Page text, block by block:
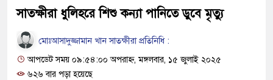
সাতক্ষীরা ধুলিহরে শিশু কন্যা পানিতে ডুবে মৃত্যু
মোঃআসাদুজ্জামান খান সাতক্ষীরা প্রতিনিধি :
আপডেট সময় ০৯:৫৪:০০ অপরাহ্ন, মঙ্গলবার, ১৫ জুলাই ২০২৫
৬২৬ বার পড়া হয়েছে